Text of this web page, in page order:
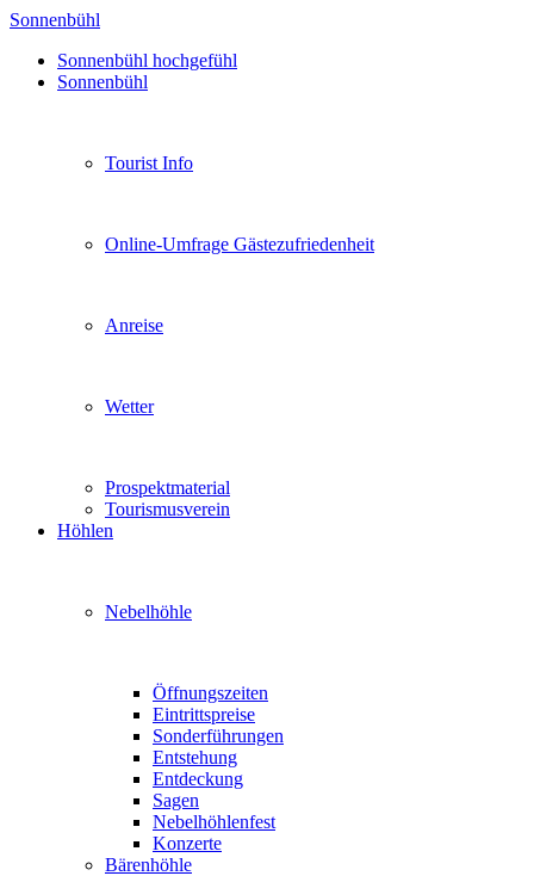
Sonnenbühl
Sonnenbühl hochgefühl
Sonnenbühl
Tourist Info
Online-Umfrage Gästezufriedenheit
Anreise
Wetter
Prospektmaterial
Tourismusverein
Höhlen
Nebelhöhle
Öffnungszeiten
Eintrittspreise
Sonderführungen
Entstehung
Entdeckung
Sagen
Nebelhöhlenfest
Konzerte
Bärenhöhle